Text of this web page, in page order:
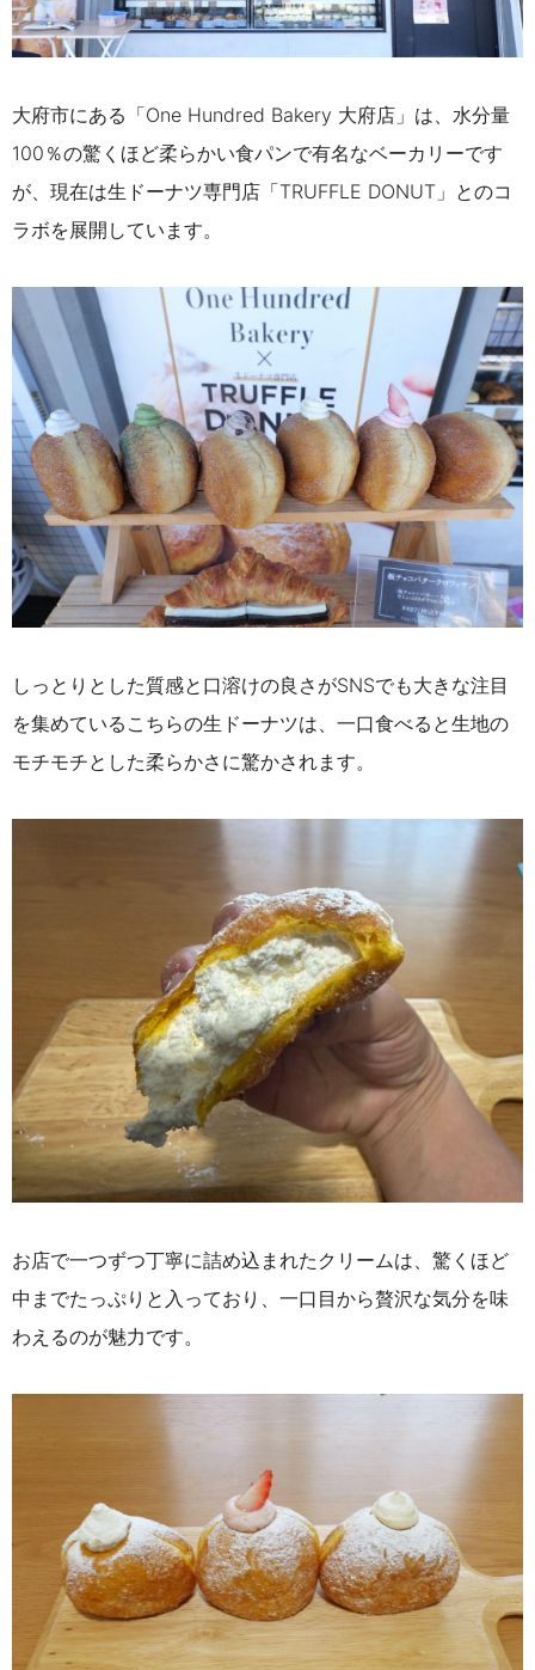
大府市にある「One Hundred Bakery 大府店」は、水分量
100％の驚くほど柔らかい食パンで有名なベーカリーです
が、現在は生ドーナツ専門店「TRUFFLE DONUT」とのコ
ラボを展開しています。
しっとりとした質感と口溶けの良さがSNSでも大きな注目
を集めているこちらの生ドーナツは、一口食べると生地の
モチモチとした柔らかさに驚かされます。
お店で一つずつ丁寧に詰め込まれたクリームは、驚くほど
中までたっぷりと入っており、一口目から贅沢な気分を味
わえるのが魅力です。